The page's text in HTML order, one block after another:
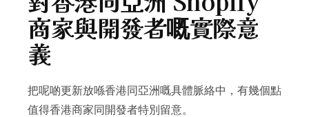
商家與開發者嘅實際意
義
把呢啲更新放喺香港同亞洲嘅具體脈絡中，有幾個點
值得香港商家同開發者特別留意。